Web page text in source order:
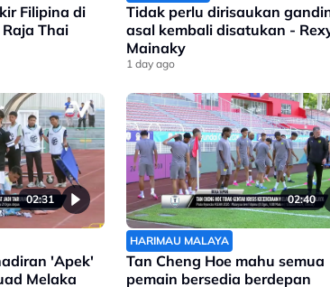
Filipina di
Thai
Tidak perlu dirisaukan
asal kembali disatukan -
Mainaky
1 day ago
02:31
'Apek'
Melaka
02:40
HARIMAU MALAYA
Tan Cheng Hoe mahu semua
pemain bersedia berdepan